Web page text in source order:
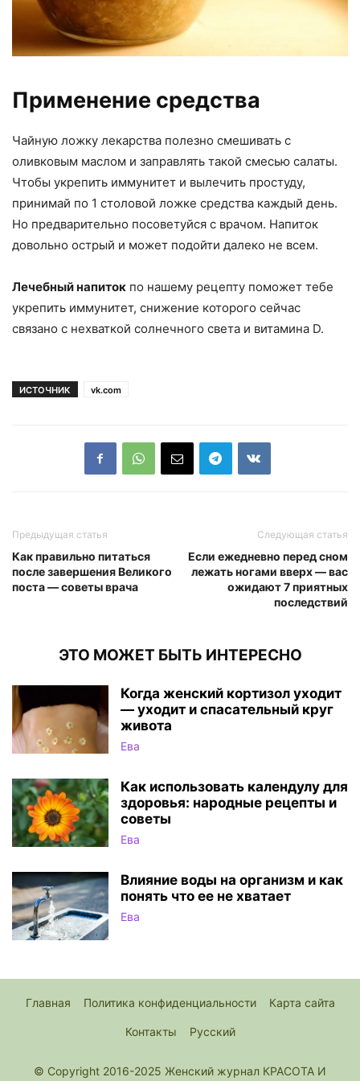
Применение средства
Чайную ложку лекарства полезно смешивать с
оливковым маслом и заправлять такой смесью салаты.
Чтобы укрепить иммунитет и вылечить простуду,
принимай по 1 столовой ложке средства каждый день.
Но предварительно посоветуйся с врачом. Напиток
довольно острый и может подойти далеко не всем.
Лечебный напиток по нашему рецепту поможет тебе
укрепить иммунитет, снижение которого сейчас
связано с нехваткой солнечного света и витамина D.
ИСТОЧНИК vk.com
Предыдущая статья
Как правильно питаться
после завершения Великого
поста — советы врача
Следующая статья
Если ежедневно перед сном
лежать ногами вверх — вас
ожидают 7 приятных
последствий
ЭТО МОЖЕТ БЫТЬ ИНТЕРЕСНО
Когда женский кортизол уходит
— уходит и спасательный круг
живота
Ева
Как использовать календулу для
здоровья: народные рецепты и
советы
Ева
Влияние воды на организм и как
понять что ее не хватает
Ева
Главная Политика конфиденциальности Карта сайта
Контакты Русский
© Copyright 2016-2025 Женский журнал КРАСОТА И